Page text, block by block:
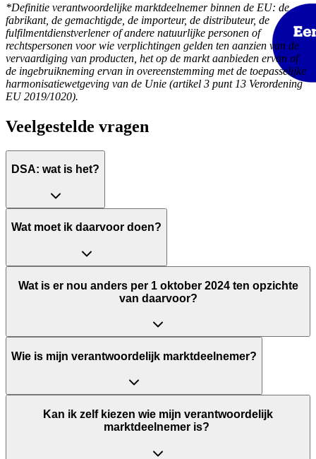
*Definitie verantwoordelijke marktdeelnemer binnen de EU: de
fabrikant, de gemachtigde, de importeur, de distributeur, de
fulfilmentdienstverlener of andere natuurlijke personen of
rechtspersonen voor wie verplichtingen gelden ten aanzien van de
vervaardiging van producten, het op de markt aanbieden ervan of
de ingebruikneming ervan in overeenstemming met de toepasselijke
harmonisatiewetgeving van de Unie (artikel 3 punt 13 Verordening
EU 2019/1020).
Veelgestelde vragen
DSA: wat is het?
Wat moet ik daarvoor doen?
Wat is er nou anders per 1 oktober 2024 ten opzichte
van daarvoor?
Wie is mijn verantwoordelijk marktdeelnemer?
Kan ik zelf kiezen wie mijn verantwoordelijk
marktdeelnemer is? ​